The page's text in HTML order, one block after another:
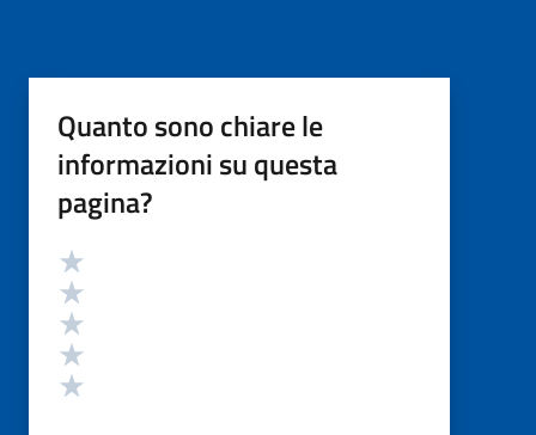
Quanto sono chiare le
informazioni su questa
pagina?
Valutazione